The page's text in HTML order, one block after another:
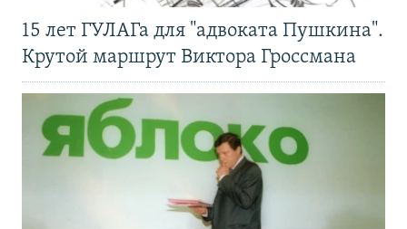
15 лет ГУЛАГа для "адвоката Пушкина".
Крутой маршрут Виктора Гроссмана